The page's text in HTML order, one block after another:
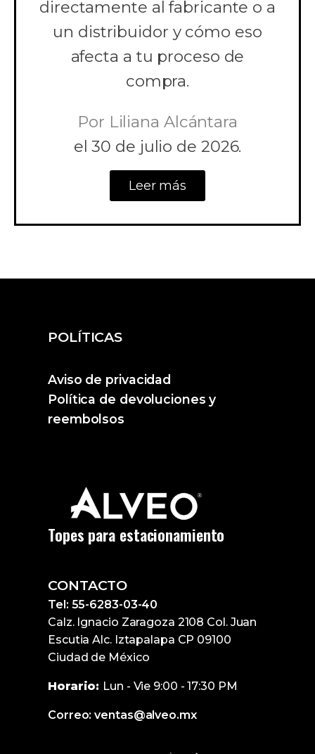
directamente al fabricante o a
un distribuidor y cómo eso
afecta a tu proceso de
compra.
Por Liliana Alcántara
el 30 de julio de 2026.
Leer más
POLÍTICAS
Aviso de privacidad
Política de devoluciones y
reembolsos
Topes para estacionamiento
CONTACTO
Tel: 55-6283-03-40
Calz. Ignacio Zaragoza 2108 Col. Juan
Escutia Alc. Iztapalapa CP 09100
Ciudad de México
Horario: Lun - Vie 9:00 - 17:30 PM
Correo: ventas@alveo.mx